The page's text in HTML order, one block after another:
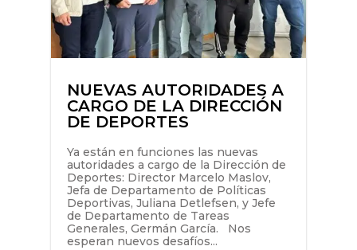
NUEVAS AUTORIDADES A
CARGO DE LA DIRECCIÓN
DE DEPORTES
Ya están en funciones las nuevas
autoridades a cargo de la Dirección de
Deportes: Director Marcelo Maslov,
Jefa de Departamento de Políticas
Deportivas, Juliana Detlefsen, y Jefe
de Departamento de Tareas
Generales, Germán García. Nos
esperan nuevos desafíos...